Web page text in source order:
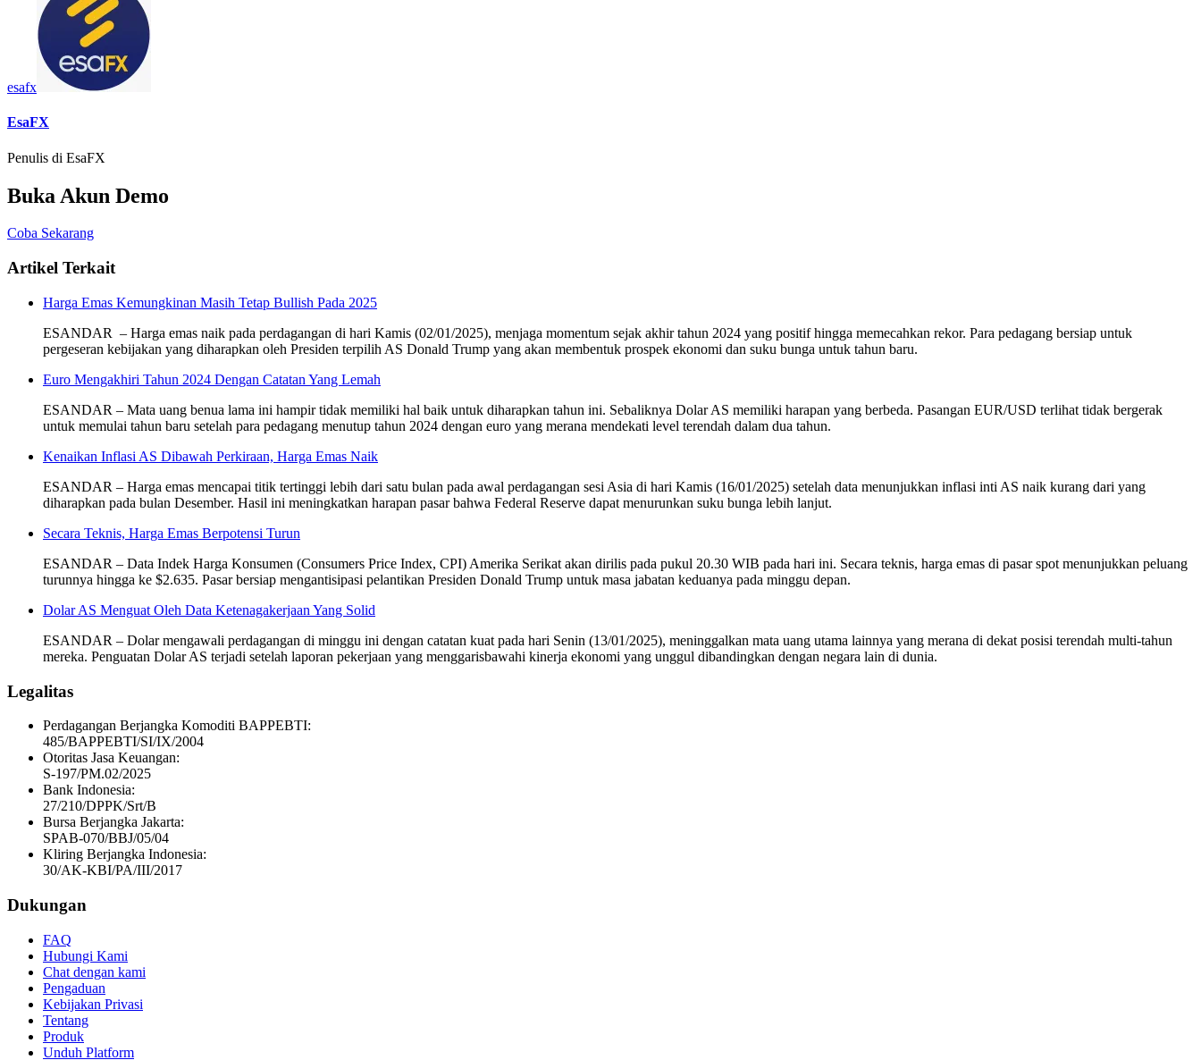
esafx
EsaFX
Penulis di EsaFX
Buka Akun Demo
Coba Sekarang
Artikel Terkait
Harga Emas Kemungkinan Masih Tetap Bullish Pada 2025
ESANDAR – Harga emas naik pada perdagangan di hari Kamis (02/01/2025), menjaga momentum sejak akhir tahun 2024 yang positif hingga memecahkan rekor. Para pedagang bersiap untuk
pergeseran kebijakan yang diharapkan oleh Presiden terpilih AS Donald Trump yang akan membentuk prospek ekonomi dan suku bunga untuk tahun baru.
Euro Mengakhiri Tahun 2024 Dengan Catatan Yang Lemah
ESANDAR – Mata uang benua lama ini hampir tidak memiliki hal baik untuk diharapkan tahun ini. Sebaliknya Dolar AS memiliki harapan yang berbeda. Pasangan EUR/USD terlihat tidak bergerak
untuk memulai tahun baru setelah para pedagang menutup tahun 2024 dengan euro yang merana mendekati level terendah dalam dua tahun.
Kenaikan Inflasi AS Dibawah Perkiraan, Harga Emas Naik
ESANDAR – Harga emas mencapai titik tertinggi lebih dari satu bulan pada awal perdagangan sesi Asia di hari Kamis (16/01/2025) setelah data menunjukkan inflasi inti AS naik kurang dari yang
diharapkan pada bulan Desember. Hasil ini meningkatkan harapan pasar bahwa Federal Reserve dapat menurunkan suku bunga lebih lanjut.
Secara Teknis, Harga Emas Berpotensi Turun
ESANDAR – Data Indek Harga Konsumen (Consumers Price Index, CPI) Amerika Serikat akan dirilis pada pukul 20.30 WIB pada hari ini. Secara teknis, harga emas di pasar spot menunjukkan peluang
turunnya hingga ke $2.635. Pasar bersiap mengantisipasi pelantikan Presiden Donald Trump untuk masa jabatan keduanya pada minggu depan.
Dolar AS Menguat Oleh Data Ketenagakerjaan Yang Solid
ESANDAR – Dolar mengawali perdagangan di minggu ini dengan catatan kuat pada hari Senin (13/01/2025), meninggalkan mata uang utama lainnya yang merana di dekat posisi terendah multi-tahun
mereka. Penguatan Dolar AS terjadi setelah laporan pekerjaan yang menggarisbawahi kinerja ekonomi yang unggul dibandingkan dengan negara lain di dunia.
Legalitas
Perdagangan Berjangka Komoditi BAPPEBTI:
485/BAPPEBTI/SI/IX/2004
Otoritas Jasa Keuangan:
S-197/PM.02/2025
Bank Indonesia:
27/210/DPPK/Srt/B
Bursa Berjangka Jakarta:
SPAB-070/BBJ/05/04
Kliring Berjangka Indonesia:
30/AK-KBI/PA/III/2017
Dukungan
FAQ
Hubungi Kami
Chat dengan kami
Pengaduan
Kebijakan Privasi
Tentang
Produk
Unduh Platform